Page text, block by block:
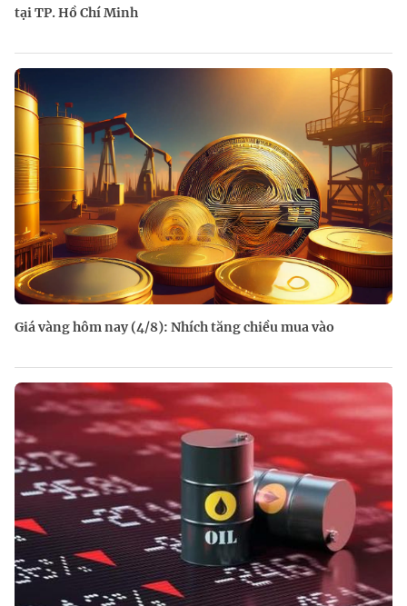
tại TP. Hồ Chí Minh
Giá vàng hôm nay (4/8): Nhích tăng chiều mua vào